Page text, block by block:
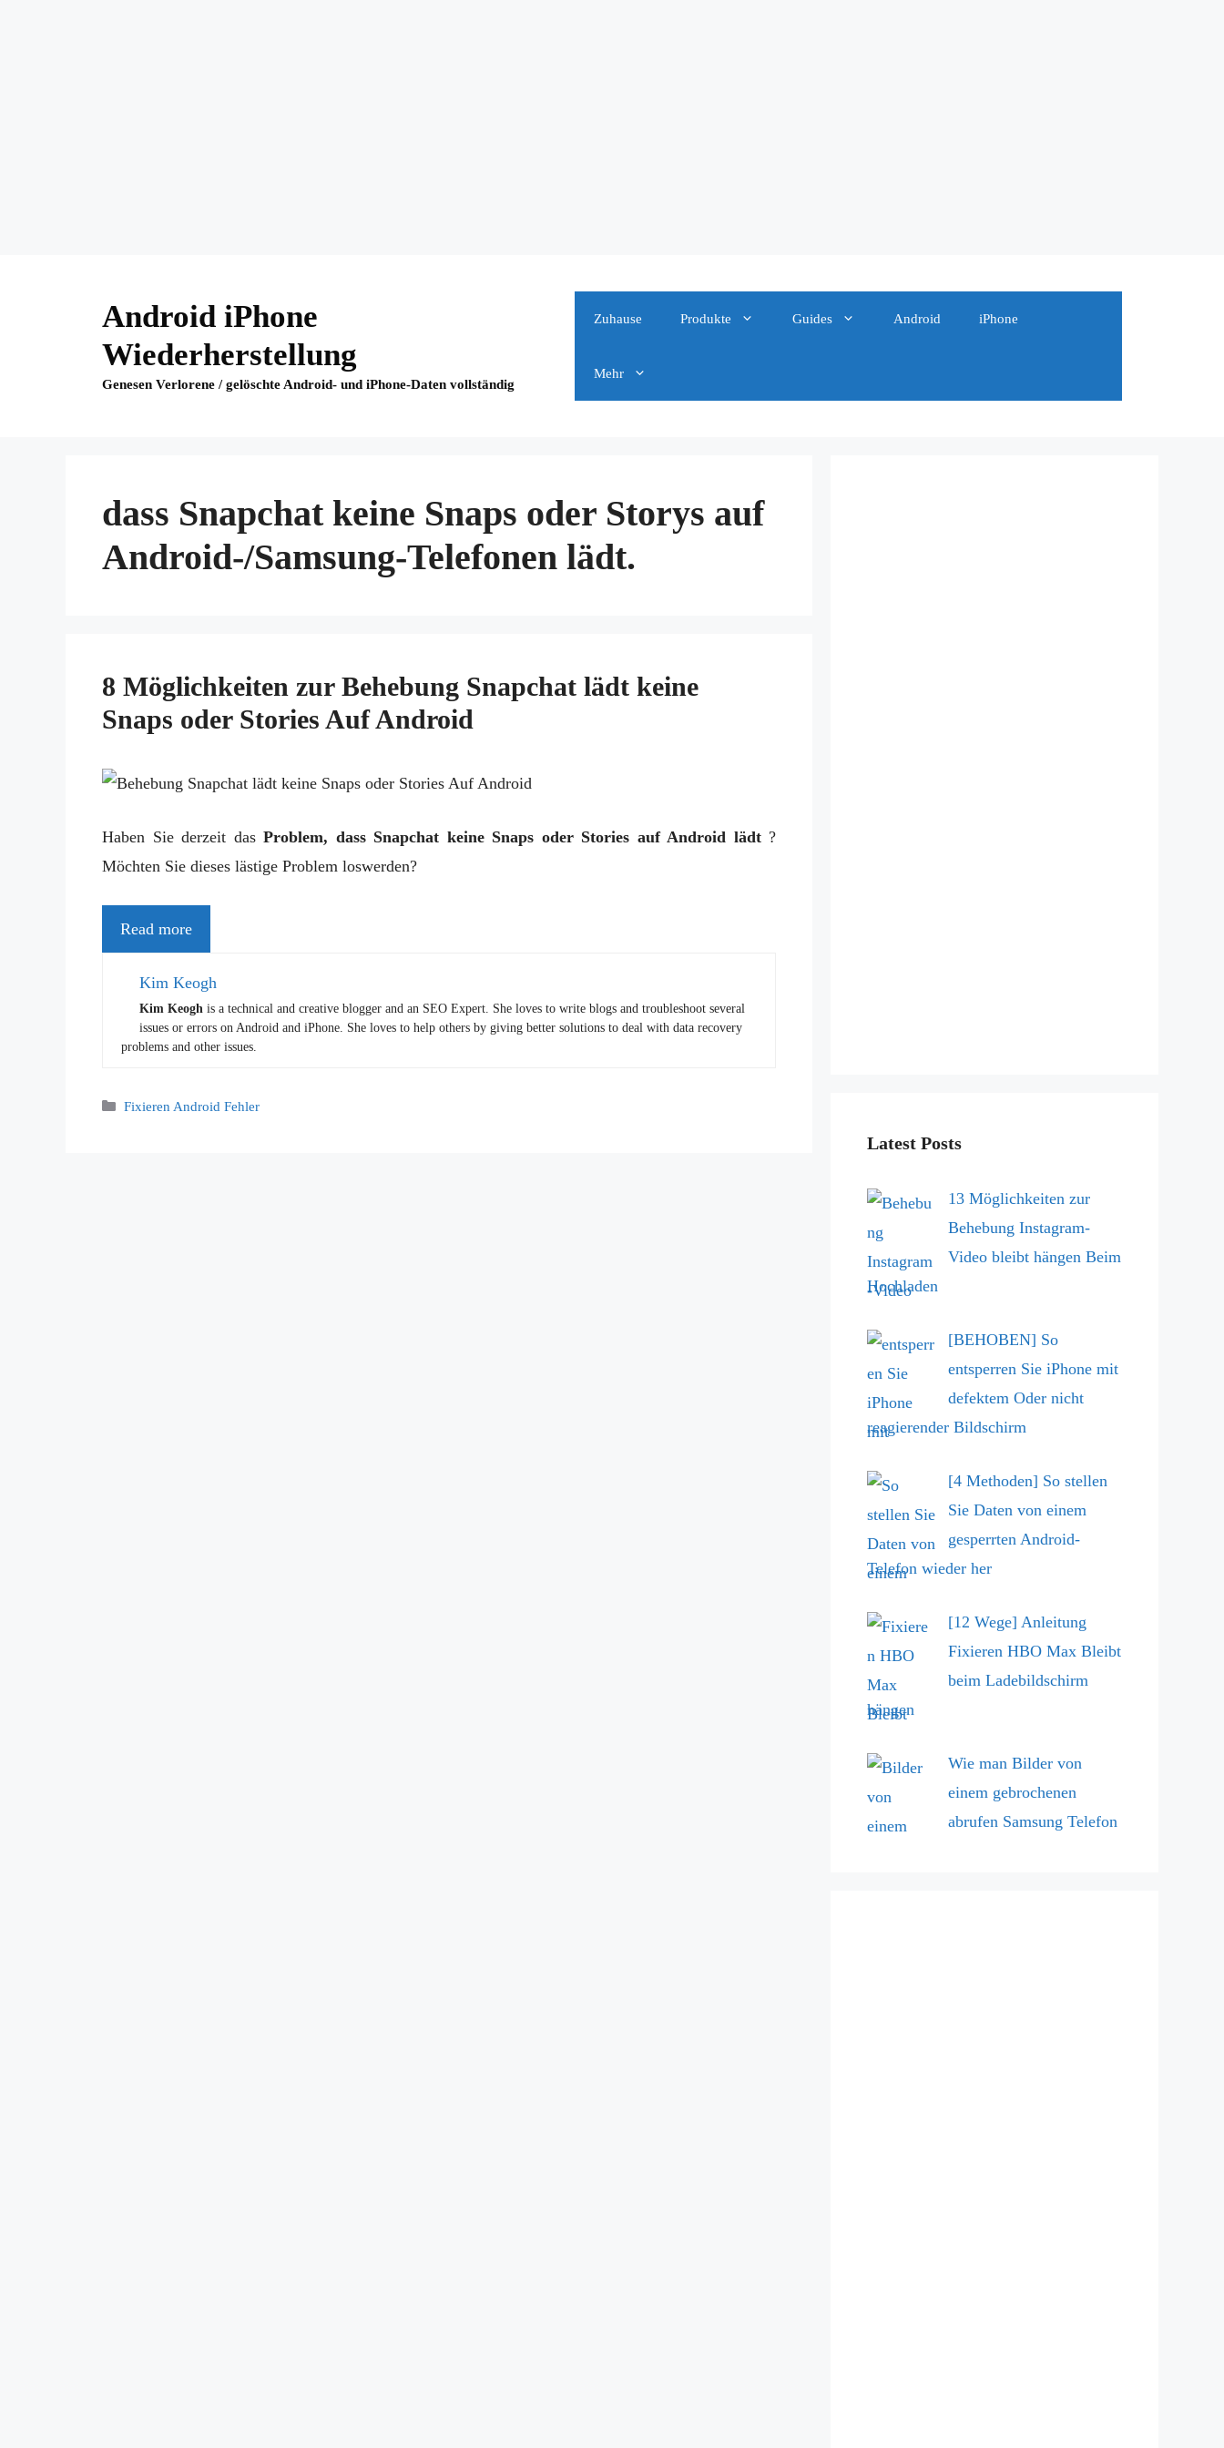
Android iPhone
Wiederherstellung
Genesen Verlorene / gelöschte Android- und iPhone-Daten vollständig
Zuhause Produkte Guides Android iPhone
Mehr
dass Snapchat keine Snaps oder Storys auf
Android-/Samsung-Telefonen lädt.
8 Möglichkeiten zur Behebung Snapchat lädt keine
Snaps oder Stories Auf Android
Haben Sie derzeit das Problem, dass Snapchat keine Snaps oder Stories auf Android lädt ?
Möchten Sie dieses lästige Problem loswerden?
Read more
Kim Keogh
Kim Keogh is a technical and creative blogger and an SEO Expert. She loves to write blogs and troubleshoot several
issues or errors on Android and iPhone. She loves to help others by giving better solutions to deal with data recovery
problems and other issues.
Categories
Fixieren Android Fehler
Latest Posts
13 Möglichkeiten zur
Behebung Instagram-
Video bleibt hängen Beim
Hochladen
[BEHOBEN] So
entsperren Sie iPhone mit
defektem Oder nicht
reagierender Bildschirm
[4 Methoden] So stellen
Sie Daten von einem
gesperrten Android-
Telefon wieder her
[12 Wege] Anleitung
Fixieren HBO Max Bleibt
beim Ladebildschirm
hängen
Wie man Bilder von
einem gebrochenen
abrufen Samsung Telefon